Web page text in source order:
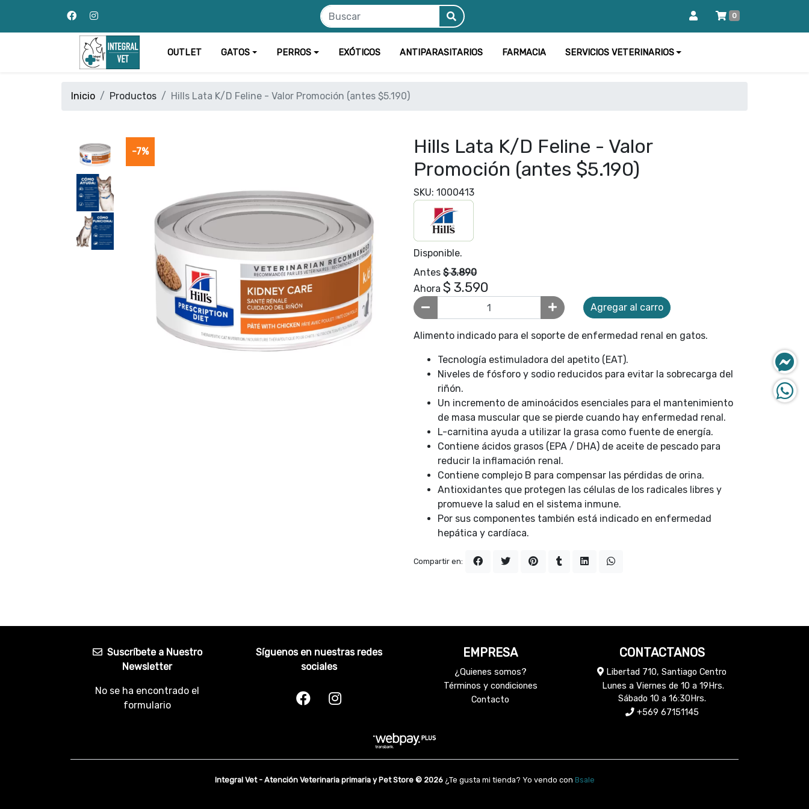
0
OUTLET GATOS PERROS EXÓTICOS ANTIPARASITARIOS FARMACIA SERVICIOS VETERINARIOS
Inicio Productos Hills Lata K/D Feline - Valor Promoción (antes $5.190)
-7%
Hills Lata K/D Feline - Valor
Promoción (antes $5.190)
SKU: 1000413
Disponible.
Antes $ 3.890
Ahora $ 3.590
Agregar al carro
Alimento indicado para el soporte de enfermedad renal en gatos.
Tecnología estimuladora del apetito (EAT).
Niveles de fósforo y sodio reducidos para evitar la sobrecarga del
riñón.
Un incremento de aminoácidos esenciales para el mantenimiento
de masa muscular que se pierde cuando hay enfermedad renal.
L-carnitina ayuda a utilizar la grasa como fuente de energía.
Contiene ácidos grasos (EPA / DHA) de aceite de pescado para
reducir la inflamación renal.
Contiene complejo B para compensar las pérdidas de orina.
Antioxidantes que protegen las células de los radicales libres y
promueve la salud en el sistema inmune.
Por sus componentes también está indicado en enfermedad
hepática y cardíaca.
Compartir en:
Suscríbete a Nuestro
Newsletter
No se ha encontrado el
formulario
Síguenos en nuestras redes
sociales
EMPRESA
¿Quienes somos?
Términos y condiciones
Contacto
CONTACTANOS
Libertad 710, Santiago Centro
Lunes a Viernes de 10 a 19Hrs.
Sábado 10 a 16:30Hrs.
+569 67151145
Integral Vet - Atención Veterinaria primaria y Pet Store © 2026¿Te gusta mi tienda? Yo vendo con Bsale